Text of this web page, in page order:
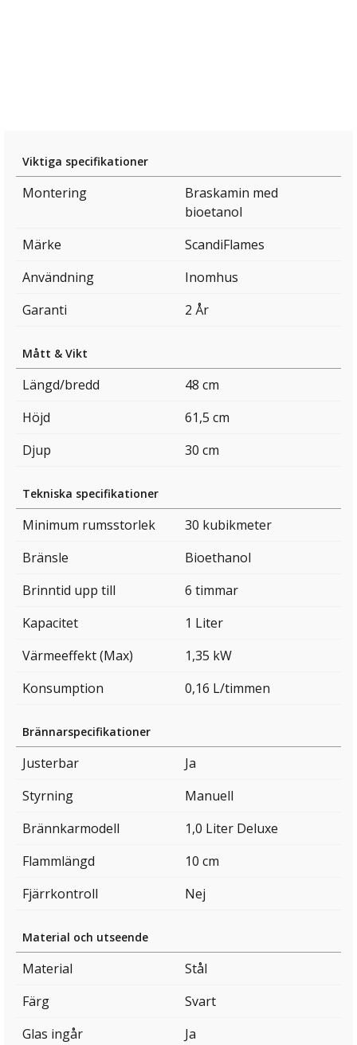
Viktiga specifikationer
Montering
Braskamin med
bioetanol
Märke
ScandiFlames
Användning
Inomhus
Garanti
2 År
Mått & Vikt
Längd/bredd
48 cm
Höjd
61,5 cm
Djup
30 cm
Tekniska specifikationer
Minimum rumsstorlek
30 kubikmeter
Bränsle
Bioethanol
Brinntid upp till
6 timmar
Kapacitet
1 Liter
Värmeeffekt (Max)
1,35 kW
Konsumption
0,16 L/timmen
Brännarspecifikationer
Justerbar
Ja
Styrning
Manuell
Brännkarmodell
1,0 Liter Deluxe
Flammlängd
10 cm
Fjärrkontroll
Nej
Material och utseende
Material
Stål
Färg
Svart
Glas ingår
Ja